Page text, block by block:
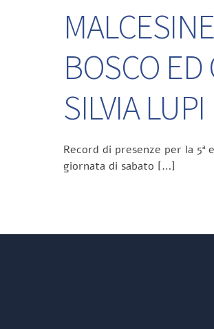
BOSCO
SILVIA LUPI
Record di presenze per la 5ª
giornata di sabato […]